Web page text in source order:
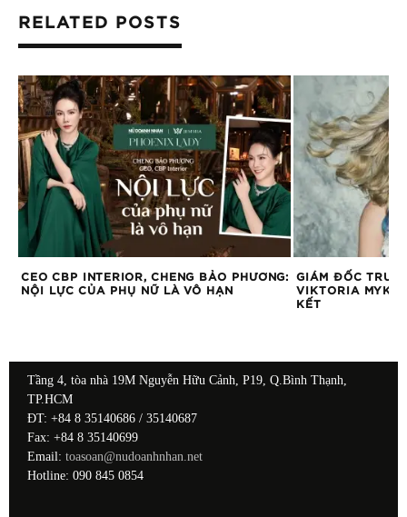
RELATED POSTS
CEO CBP INTERIOR, CHENG BẢO PHƯƠNG:
NỘI LỰC CỦA PHỤ NỮ LÀ VÔ HẠN
GIÁM ĐỐC
VIKTORIA
KẾT
Tầng 4, tòa nhà 19M Nguyễn Hữu Cảnh, P19, Q.Bình Thạnh,
TP.HCM
ĐT: +84 8 35140686 / 35140687
Fax: +84 8 35140699
Email: toasoan@nudoanhnhan.net
Hotline: 090 845 0854